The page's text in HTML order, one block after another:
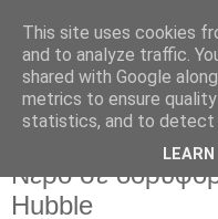
Νερό σε
Hubble
This site uses cookies
and to analyze traffic.
shared with Google
metrics to ensure
statistics, and to detect